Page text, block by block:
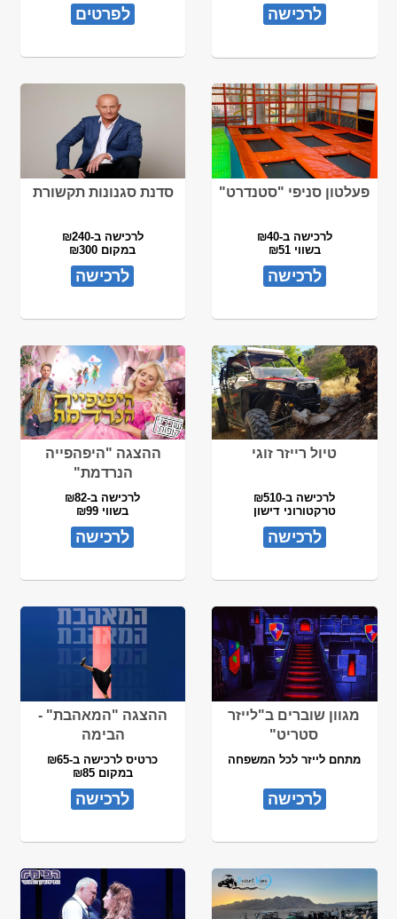
לרכישה לפרטים
פעלטון סניפי "סטנדרט"
לרכישה ב-₪40
בשווי ₪51
לרכישה
סדנת סגנונות תקשורת
לרכישה ב-₪240
במקום ₪300
לרכישה
טיול רייזר זוגי
לרכישה ב-₪510
טרקטורוני דישון
לרכישה
ההצגה "היפהפייה
הנרדמת"
לרכישה ב-₪82
בשווי ₪99
לרכישה
מגוון שוברים ב"לייזר
סטריט"
מתחם לייזר לכל המשפחה
לרכישה
ההצגה "המאהבת" -
הבימה
כרטיס לרכישה ב-₪65
במקום ₪85
לרכישה